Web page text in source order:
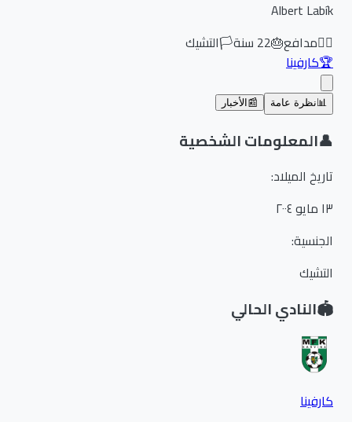
Albert Labík
مدافع🎂
22سنة🏳️التشيك
كارفينا
نظرة عامة 📰 الأخبار
المعلومات الشخصية
تاريخ الميلاد:
الجنسية:
التشيك
النادي الحالي
كارفينا